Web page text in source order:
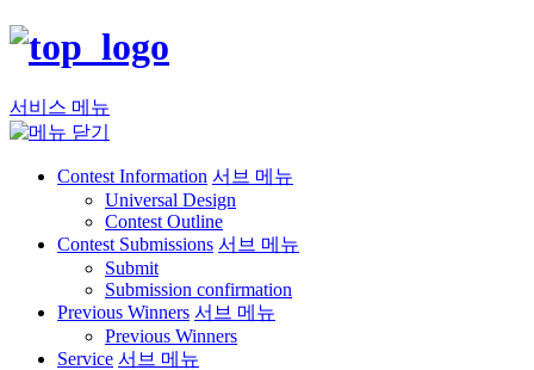
서비스 메뉴
Contest Information 서브 메뉴
Universal Design
Contest Outline
Contest Submissions 서브 메뉴
Submit
Submission confirmation
Previous Winners 서브 메뉴
Previous Winners
Service 서브 메뉴